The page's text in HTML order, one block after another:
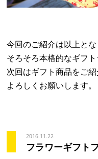
今回のご紹介は以上とな
そろそろ本格的なギフト
次回はギフト商品をご紹
よろしくお願いします。
2016.11.22
フラワーギフト